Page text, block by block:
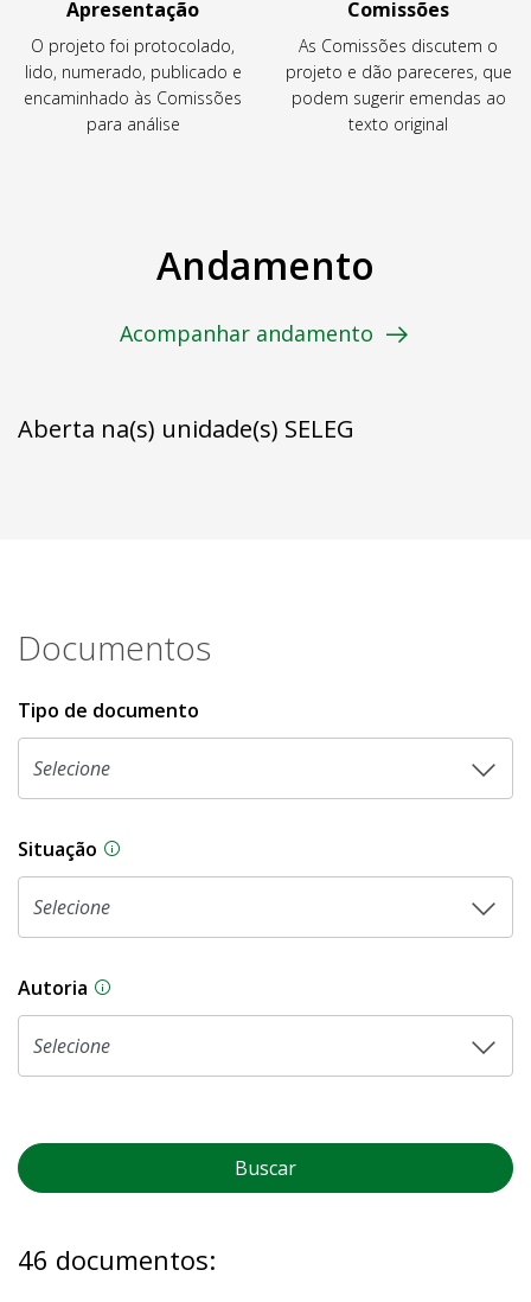
Apresentação
O projeto foi protocolado,
lido, numerado, publicado e
encaminhado às Comissões
para análise
Comissões
As Comissões discutem o
projeto e dão pareceres, que
podem sugerir emendas ao
texto original
Andamento
Acompanhar andamento
Aberta na(s) unidade(s) SELEG
Documentos
Tipo de documento
Situação Na CLDF, as proposições legislativas
Autoria As proposições legislativas na CLDF podem
Buscar
46 documentos: